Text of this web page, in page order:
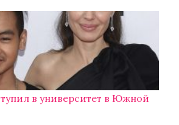
в университет в Южной